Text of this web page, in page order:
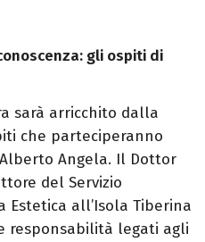
gli ospiti di
sarà arricchito dalla
che parteciperanno
Angela. Il Dottor
del Servizio
Estetica all’Isola Tiberina
responsabilità legati agli